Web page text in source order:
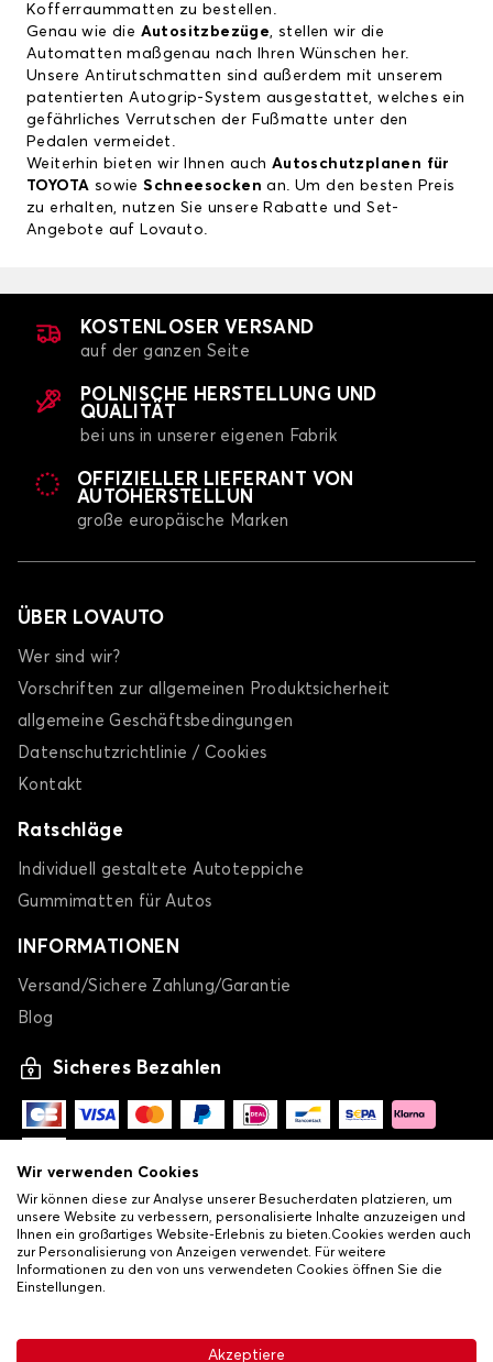
Kofferraummatten zu bestellen.
Genau wie die Autositzbezüge, stellen wir die
Automatten maßgenau nach Ihren Wünschen her.
Unsere Antirutschmatten sind außerdem mit unserem
patentierten Autogrip-System ausgestattet, welches ein
gefährliches Verrutschen der Fußmatte unter den
Pedalen vermeidet.
Weiterhin bieten wir Ihnen auch Autoschutzplanen für
TOYOTA sowieSchneesocken an. Um den besten Preis
zu erhalten, nutzen Sie unsere Rabatte und Set-
Angebote auf Lovauto.
KOSTENLOSER VERSAND
auf der ganzen Seite
POLNISCHE HERSTELLUNG UND
QUALITÄT
bei uns in unserer eigenen Fabrik
OFFIZIELLER LIEFERANT VON
AUTOHERSTELLUN
große europäische Marken
ÜBER LOVAUTO
Wer sind wir?
Vorschriften zur allgemeinen Produktsicherheit
allgemeine Geschäftsbedingungen
Datenschutzrichtlinie / Cookies
Kontakt
Ratschläge
Individuell gestaltete Autoteppiche
Gummimatten für Autos
INFORMATIONEN
Versand/Sichere Zahlung/Garantie
Blog
Sicheres Bezahlen
Allgemeine Verkaufsbedingungen•
Wir verwenden Cookies
Wir können diese zur Analyse unserer Besucherdaten platzieren, um
unsere Website zu verbessern, personalisierte Inhalte anzuzeigen und
Ihnen ein großartiges Website-Erlebnis zu bieten.Cookies werden auch
zur Personalisierung von Anzeigen verwendet. Für weitere
Informationen zu den von uns verwendeten Cookies öffnen Sie die
Einstellungen.
Akzeptiere